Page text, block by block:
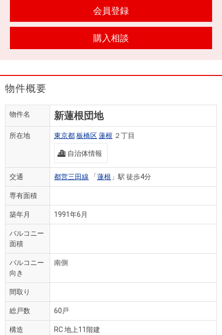
会員登録
購入相談
物件概要
物件名 新蓮根団地
所在地 東京都板橋区蓮根 ２丁目
自治体情報
交通 都営三田線 「蓮根 」駅 徒歩4分
専有面積
築年月 1991年6月
バルコニー
面積
バルコニー
向き
南側
間取り
総戸数 60戸
構造 RC 地上11階建